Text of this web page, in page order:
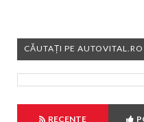
CĂUTAȚI PE AUTOVITAL.RO
RECENTE